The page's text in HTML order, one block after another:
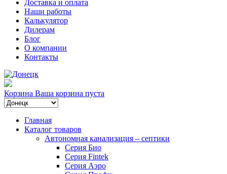
Доставка и оплата
Наши работы
Калькулятор
Дилерам
Блог
О компании
Контакты
Корзина Ваша корзина пуста
Главная
Каталог товаров
Автономная канализация – септики
Серия Био
Серия Fintek
Серия Аэро